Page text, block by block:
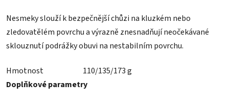
Nesmeky slouží k bezpečnější chůzi na kluzkém nebo
zledovatělém povrchu a výrazně znesnadňují neočekávané
sklouznutí podrážky obuvi na nestabilním povrchu.
Hmotnost
110/135/173 g
Doplňkové parametry